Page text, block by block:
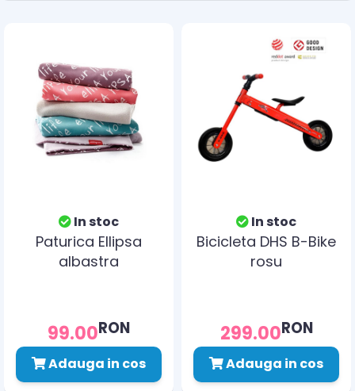
In stoc
Paturica Ellipsa
albastra
99.00RON
Adauga in cos
In stoc
Bicicleta DHS B-Bike
rosu
299.00RON
Adauga in cos